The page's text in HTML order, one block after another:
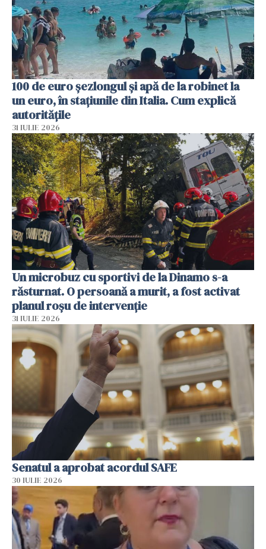
100 de euro șezlongul și apă de la robinet la
un euro, în stațiunile din Italia. Cum explică
autoritățile
31 IULIE 2026
Un microbuz cu sportivi de la Dinamo s-a
răsturnat. O persoană a murit, a fost activat
planul roșu de intervenție
31 IULIE 2026
Senatul a aprobat acordul SAFE
30 IULIE 2026